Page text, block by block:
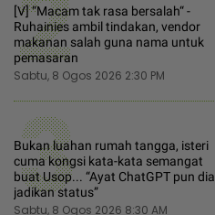
[V] “Macam tak rasa bersalah“ -
Ruhainies ambil tindakan, vendor
makanan salah guna nama untuk
pemasaran
Sabtu, 8 Ogos 2026 2:30 PM
3
Bukan luahan rumah tangga, isteri
cuma kongsi kata-kata semangat
buat Usop... “Ayat ChatGPT pun dia
jadikan status”
Sabtu, 8 Ogos 2026 8:30 AM